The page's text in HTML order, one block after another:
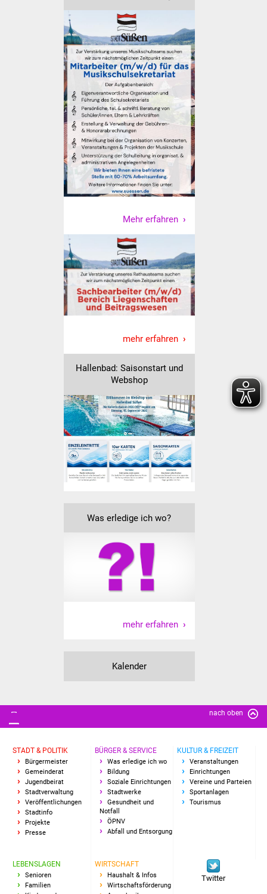
Bürgerbus (MOBS)
Abfall und Entsorgung
Kultur & Freizeit
Veranstaltungen
Stadtfest
Ostermarkt
Einrichtungen
Stadtbücherei
Stadtarchiv
Zehntscheuer
Bürgerhaus
Vereine und Parteien
Selbsteintrag Vereine
Beirat Süßener Vereine
Sportanlagen
Erlebnisregion
Route der
Industriekultur
Senioren
Seniorenwohn- und
Familientreff
Migration und Integration
Mehr erfahren
mehr erfahren
Hallenbad: Saisonstart und
Webshop
Was erledige ich wo?
mehr erfahren
Kalender
nach oben
STADT & POLITIK
Bürgermeister
Gemeinderat
Jugendbeirat
Stadtverwaltung
Veröffentlichungen
Stadtinfo
Projekte
Presse
BÜRGER & SERVICE
Was erledige ich wo
Bildung
Soziale Einrichtungen
Stadtwerke
Gesundheit und
Notfall
ÖPNV
Abfall und Entsorgung
KULTUR & FREIZEIT
Veranstaltungen
Einrichtungen
Vereine und Parteien
Sportanlagen
Tourismus
LEBENSLAGEN
Senioren
Familien
WIRTSCHAFT
Haushalt & Infos
Wirtschaftsförderung
Twitter